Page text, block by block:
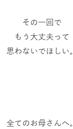
その一回で
もう大丈夫って
思わないでほしい。
全てのお母さんへ。